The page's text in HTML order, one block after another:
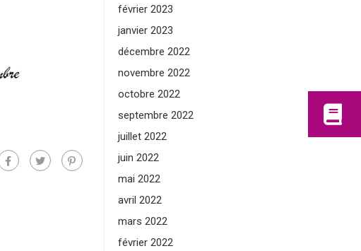
février 2023
janvier 2023
décembre 2022
novembre 2022
octobre 2022
septembre 2022
juillet 2022
juin 2022
mai 2022
avril 2022
mars 2022
février 2022